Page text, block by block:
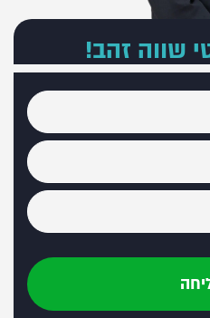
שווה זהב!